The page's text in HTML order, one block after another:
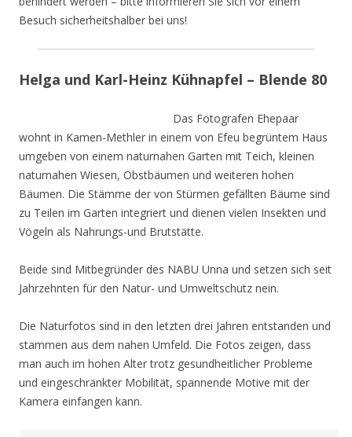
Besuch sicherheitshalber bei uns!
Helga und Karl-Heinz Kühnapfel – Blende 80
Das Fotografen Ehepaar
wohnt in Kamen-Methler in einem von Efeu begrüntem Haus
umgeben von einem naturnahen Garten mit Teich, kleinen
naturnahen Wiesen, Obstbäumen und weiteren hohen
Bäumen. Die Stämme der von Stürmen gefällten Bäume sind
zu Teilen im Garten integriert und dienen vielen Insekten und
Vögeln als Nahrungs-und Brutstätte.
Beide sind Mitbegründer des NABU Unna und setzen sich seit
Jahrzehnten für den Natur- und Umweltschutz nein.
Die Naturfotos sind in den letzten drei Jahren entstanden und
stammen aus dem nahen Umfeld. Die Fotos zeigen, dass
man auch im hohen Alter trotz gesundheitlicher Probleme
und eingeschränkter Mobilität, spannende Motive mit der
Kamera einfangen kann.